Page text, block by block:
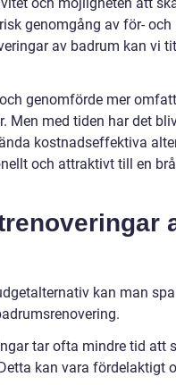
genomgång av för- och
av badrum kan vi
genomförde mer
Men med tiden har det
kostnadseffektiva
och attraktivt till en
kan man
tar ofta mindre tid att
kan vara fördelaktigt